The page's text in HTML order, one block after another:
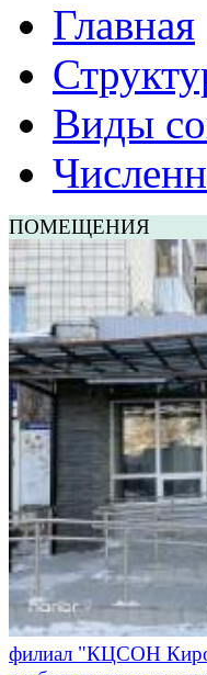
Главная
Виды
ПОМЕЩЕНИЯ
филиал "КЦСОН